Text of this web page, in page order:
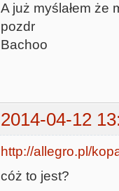
A już myślałem że
pozdr
Bachoo
2014-04-12
http://allegro.pl/
cóż to jest?